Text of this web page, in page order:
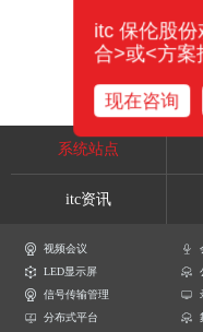
系统站点
itc资讯
视频会议
LED显示屏
信号传输管理
分布式平台
itc 保伦股
合>或<方案
现在咨询